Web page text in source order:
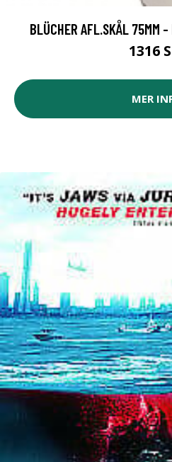
BLÜCHER AFL.SKÅL 75MM
1316
MER